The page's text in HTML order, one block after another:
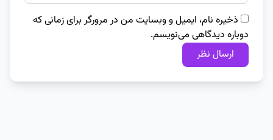
ذخیره نام، ایمیل و وبسایت من در مرورگر برای زمانی که
دوباره دیدگاهی می‌نویسم.